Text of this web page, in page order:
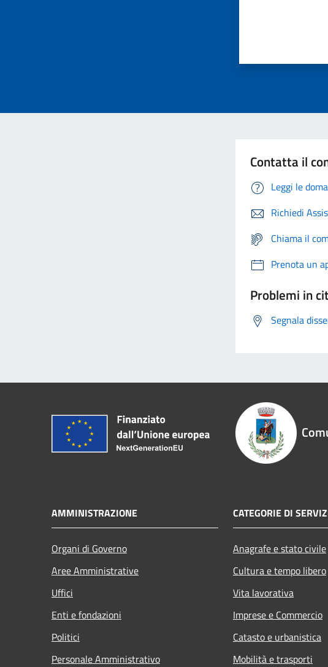
Contatta il
Leggi le
Richiedi
Chiama il
Prenota un
Problemi in
Segnala
AMMINISTRAZIONE
Organi di Governo
Aree Amministrative
Uffici
Enti e fondazioni
Politici
Personale Amministrativo
CATEGORIE DI
Anagrafe e stato civile
Cultura e tempo libero
Vita lavorativa
Imprese e Commercio
Catasto e urbanistica
Mobilità e trasporti